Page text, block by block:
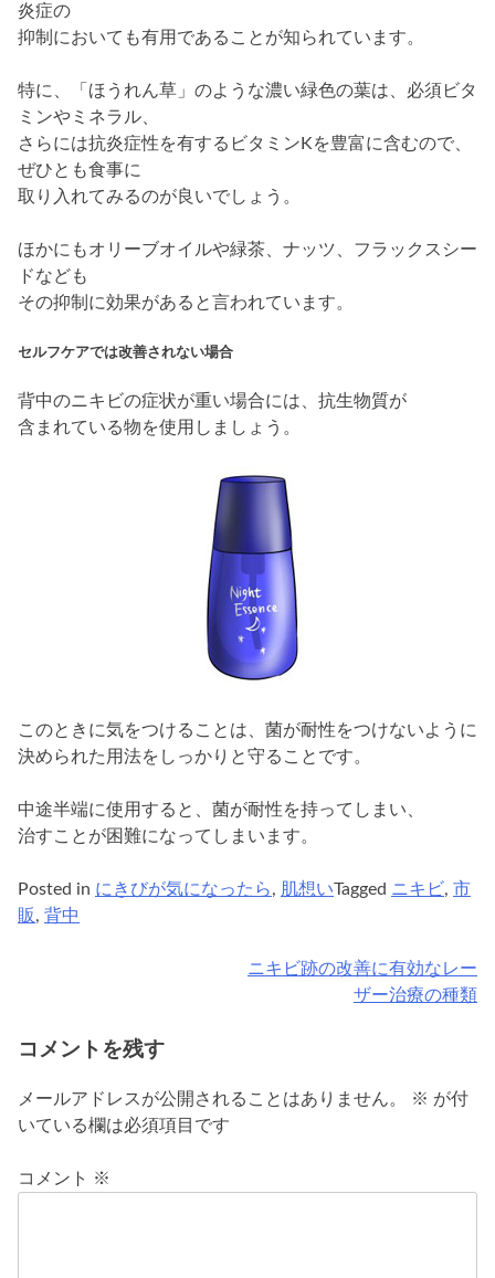
炎症の
抑制においても有用であることが知られています。
特に、「ほうれん草」のような濃い緑色の葉は、必須ビタ
ミンやミネラル、
さらには抗炎症性を有するビタミンKを豊富に含むので、
ぜひとも食事に
取り入れてみるのが良いでしょう。
ほかにもオリーブオイルや緑茶、ナッツ、フラックスシー
ドなども
その抑制に効果があると言われています。
セルフケアでは改善されない場合
背中のニキビの症状が重い場合には、抗生物質が
含まれている物を使用しましょう。
このときに気をつけることは、菌が耐性をつけないように
決められた用法をしっかりと守ることです。
中途半端に使用すると、菌が耐性を持ってしまい、
治すことが困難になってしまいます。
Posted in にきびが気になったら, 肌想いTagged ニキビ, 市
販, 背中
ナ
ビ
ゲ
ー
ニキビ跡の改善に有効なレー
ザー治療の種類
コメントを残す
メールアドレスが公開されることはありません。 ※ が付
いている欄は必須項目です
コメント ※